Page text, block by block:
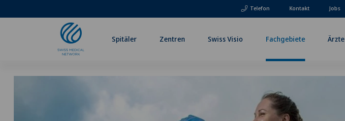
Telefon Kontakt Jobs
Spitäler Zentren Swiss Visio Fachgebiete Ärzte